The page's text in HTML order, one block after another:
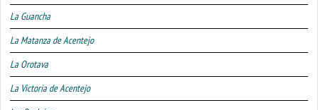
La Guancha
La Matanza de Acentejo
La Orotava
La Victoria de Acentejo